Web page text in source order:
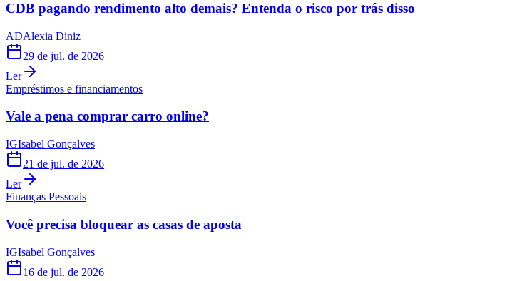
CDB pagando rendimento alto demais? Entenda o risco por trás disso
ADAlexia Diniz
29 de jul. de 2026
Ler
Empréstimos e financiamentos
Vale a pena comprar carro online?
IGIsabel Gonçalves
21 de jul. de 2026
Ler
Finanças Pessoais
Você precisa bloquear as casas de aposta
IGIsabel Gonçalves
16 de jul. de 2026